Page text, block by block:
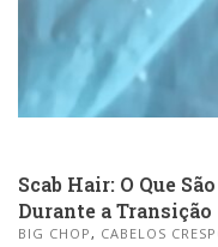
Scab Hair: O Que
Durante a Transição
BIG CHOP , CABELOS